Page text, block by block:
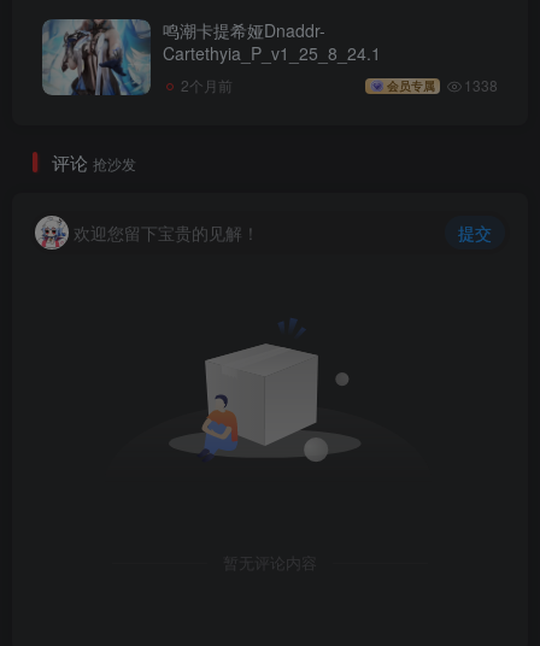
鸣潮卡提希娅Dnaddr-
Cartethyia_P_v1_25_8_24.1
2个月前 会员专属 1338
评论 抢沙发
欢迎您留下宝贵的见解！ 提交
暂无评论内容